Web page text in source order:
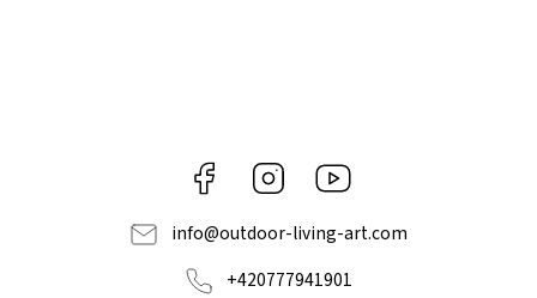
Facebook Instagram
info@outdoor-living-art.com
+420777941901